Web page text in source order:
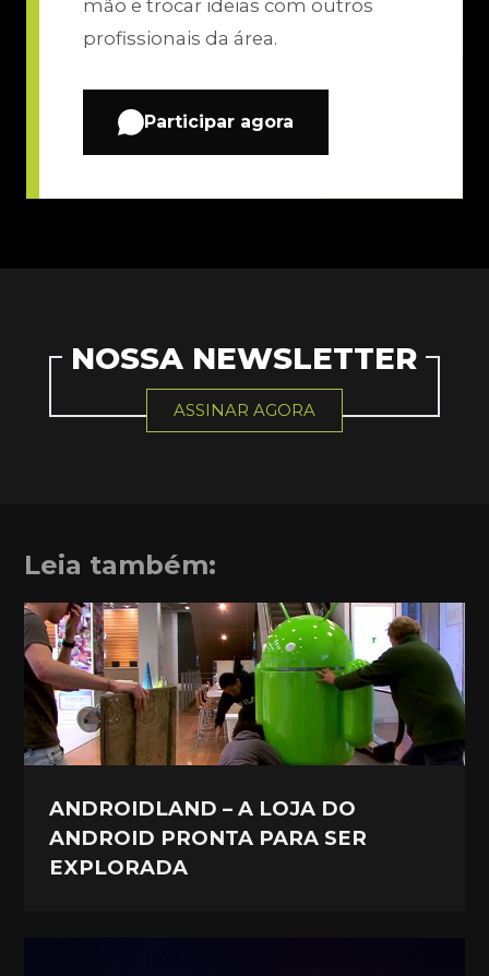
mão e trocar ideias com outros
profissionais da área.
Participar agora
NOSSA NEWSLETTER
ASSINAR AGORA
Leia também:
ANDROIDLAND – A LOJA DO
ANDROID PRONTA PARA SER
EXPLORADA